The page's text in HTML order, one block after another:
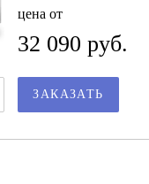
цена от
32 090 руб.
ЗАКАЗАТЬ